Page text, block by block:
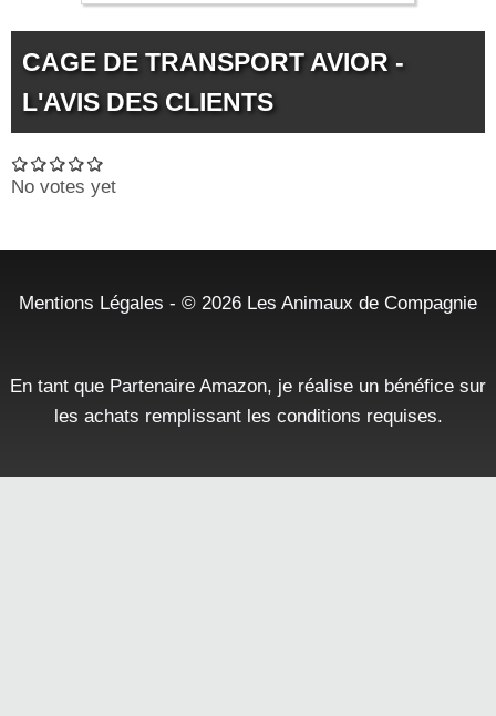
CAGE DE TRANSPORT AVIOR -
L'AVIS DES CLIENTS
No votes yet
Mentions Légales - © 2026 Les Animaux de Compagnie
En tant que Partenaire Amazon, je réalise un bénéfice sur
les achats remplissant les conditions requises.